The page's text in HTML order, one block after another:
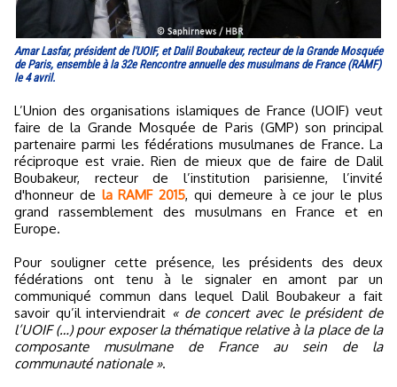
Amar Lasfar, président de l'UOIF, et Dalil Boubakeur, recteur de la Grande Mosquée
de Paris, ensemble à la 32e Rencontre annuelle des musulmans de France (RAMF)
le 4 avril.
L’Union des organisations islamiques de France (UOIF) veut
faire de la Grande Mosquée de Paris (GMP) son principal
partenaire parmi les fédérations musulmanes de France. La
réciproque est vraie. Rien de mieux que de faire de Dalil
Boubakeur, recteur de l’institution parisienne, l’invité
d'honneur de la RAMF 2015, qui demeure à ce jour le plus
grand rassemblement des musulmans en France et en
Europe.
Pour souligner cette présence, les présidents des deux
fédérations ont tenu à le signaler en amont par un
communiqué commun dans lequel Dalil Boubakeur a fait
savoir qu’il interviendrait « de concert avec le président de
l’UOIF (…) pour exposer la thématique relative à la place de la
composante musulmane de France au sein de la
communauté nationale ».